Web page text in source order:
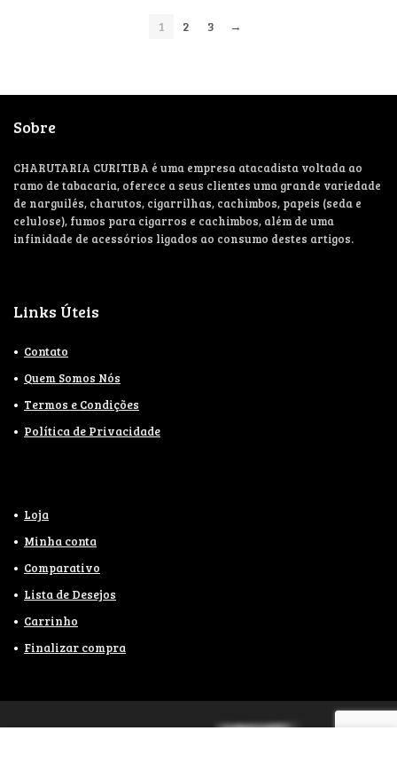
1 2 3 →
Sobre
CHARUTARIA CURITIBA é uma empresa atacadista voltada ao
ramo de tabacaria, oferece a seus clientes uma grande variedade
de narguilés, charutos, cigarrilhas, cachimbos, papeis (seda e
celulose), fumos para cigarros e cachimbos, além de uma
infinidade de acessórios ligados ao consumo destes artigos.
Links Úteis
Contato
Quem Somos Nós
Termos e Condições
Política de Privacidade
Loja
Minha conta
Comparativo
Lista de Desejos
Carrinho
Finalizar compra